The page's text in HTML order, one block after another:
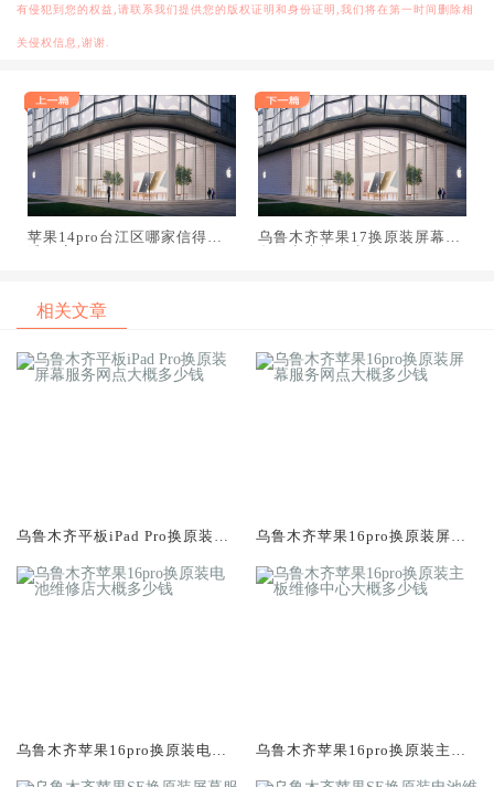
有侵犯到您的权益,请联系我们提供您的版权证明和身份证明,我们将在第一时间删除相
关侵权信息,谢谢.
苹果14pro台江区哪家信得过
乌鲁木齐苹果17换原装屏幕服
相关文章
乌鲁木齐平板iPad Pro换原装屏
乌鲁木齐苹果16pro换原装屏幕
乌鲁木齐苹果16pro换原装电池
乌鲁木齐苹果16pro换原装主板